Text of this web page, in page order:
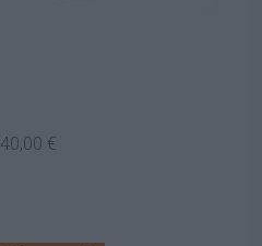
40,00 €